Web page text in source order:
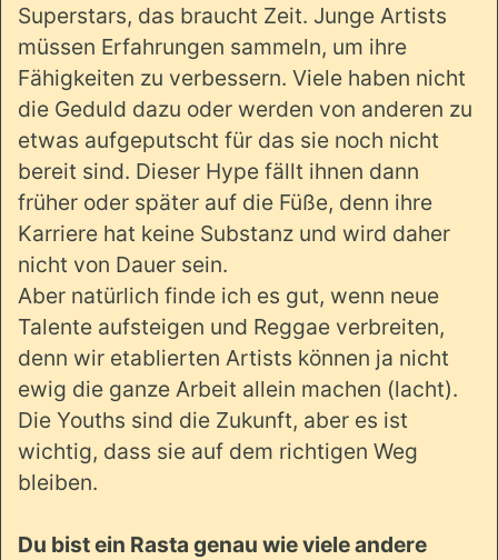
Superstars, das braucht Zeit. Junge Artists
müssen Erfahrungen sammeln, um ihre
Fähigkeiten zu verbessern. Viele haben nicht
die Geduld dazu oder werden von anderen zu
etwas aufgeputscht für das sie noch nicht
bereit sind. Dieser Hype fällt ihnen dann
früher oder später auf die Füße, denn ihre
Karriere hat keine Substanz und wird daher
nicht von Dauer sein.
Aber natürlich finde ich es gut, wenn neue
Talente aufsteigen und Reggae verbreiten,
denn wir etablierten Artists können ja nicht
ewig die ganze Arbeit allein machen (lacht).
Die Youths sind die Zukunft, aber es ist
wichtig, dass sie auf dem richtigen Weg
bleiben.
Du bist ein Rasta genau wie viele andere